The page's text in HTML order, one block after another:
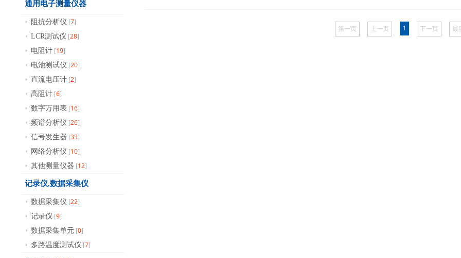
通用电子测量仪器
阻抗分析仪 [7]
LCR测试仪 [28]
电阻计 [19]
电池测试仪 [20]
直流电压计 [2]
高阻计 [6]
数字万用表 [16]
频谱分析仪 [26]
信号发生器 [33]
网络分析仪 [10]
其他测量仪器 [12]
记录仪,数据采集仪
数据采集仪 [22]
记录仪 [9]
数据采集单元 [0]
多路温度测试仪 [7]
第一页 上一页 1 下一页 最